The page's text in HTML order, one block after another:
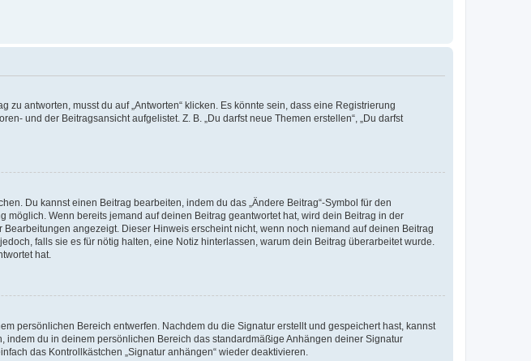
antworten, musst du auf „Antworten“ klicken. Es könnte sein, dass eine Registrierung
und der Beitragsansicht aufgelistet. Z. B. „Du darfst neue Themen erstellen“, „Du darfst
Du kannst einen Beitrag bearbeiten, indem du das „Ändere Beitrag“-Symbol für den
Wenn bereits jemand auf deinen Beitrag geantwortet hat, wird dein Beitrag in der
angezeigt. Dieser Hinweis erscheint nicht, wenn noch niemand auf deinen Beitrag
falls sie es für nötig halten, eine Notiz hinterlassen, warum dein Beitrag überarbeitet wurde.
hat.
persönlichen Bereich entwerfen. Nachdem du die Signatur erstellt und gespeichert hast, kannst
du in deinem persönlichen Bereich das standardmäßige Anhängen deiner Signatur
das Kontrollkästchen „Signatur anhängen“ wieder deaktivieren.